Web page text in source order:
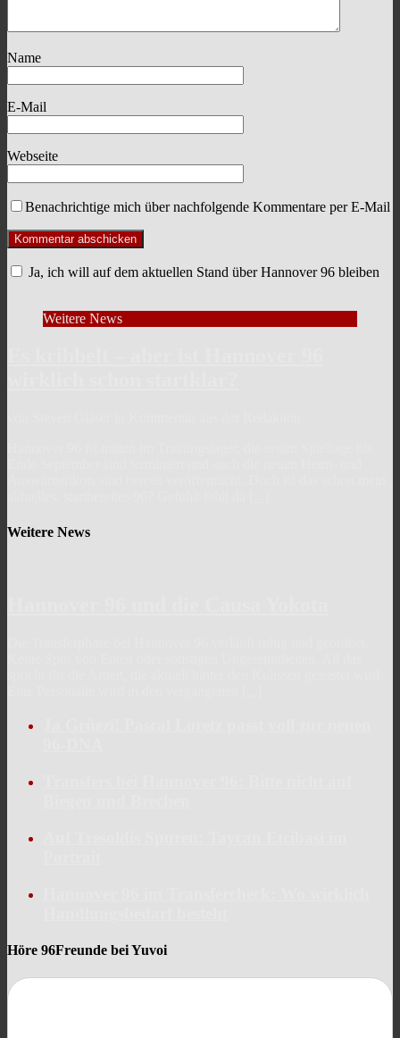
Name
E-Mail
Webseite
Benachrichtige mich über nachfolgende Kommentare per E-Mail
Ja, ich will auf dem aktuellen Stand über Hannover 96 bleiben
Weitere News
Weitere News
Höre 96Freunde bei Yuvoi